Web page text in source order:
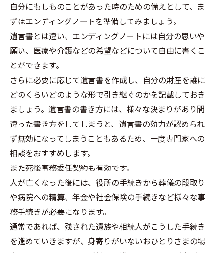
自分にもしものことがあった時のための備えとして、ま
ずはエンディングノートを準備してみましょう。
遺言書とは違い、エンディングノートには自分の思いや
願い、医療や介護などの希望などについて自由に書くこ
とができます。
さらに必要に応じて遺言書を作成し、自分の財産を誰に
どのくらいどのような形で引き継ぐのかを記載しておき
ましょう。遺言書の書き方には、様々な決まりがあり間
違った書き方をしてしまうと、遺言書の効力が認められ
ず無効になってしまうこともあるため、一度専門家への
相談をおすすめします。
また死後事務委任契約も有効です。
人が亡くなった後には、役所の手続きから葬儀の段取り
や病院への精算、年金や社会保険の手続きなど様々な事
務手続きが必要になります。
通常であれば、残された遺族や相続人がこうした手続き
を進めていきますが、身寄りがいないおひとりさまの場